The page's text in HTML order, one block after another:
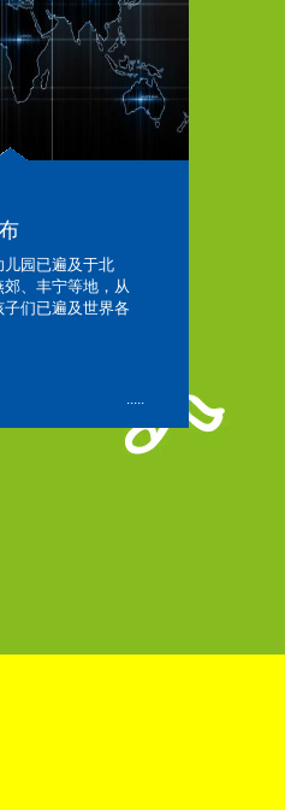
儿园已遍及于北
、丰宁等地，从
们已遍及世界各
.....